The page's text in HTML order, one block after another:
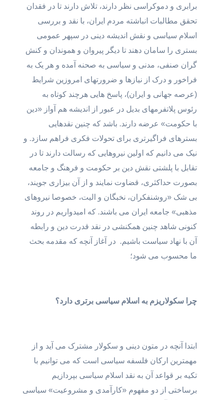
برابری و دموکراسی نظر دارند، تلاش دارند تا در فقدان
تحقق مطالبات انباشته مردم ایران، با نقد و بررسی
اسلام سیاسی و نقش اندیشه دینی در سپهر عمومی
بستری را سامان دهند تا دیگر پیروان و هموندان و کنش
گران صنفی، مدنی و سیاسی به صحنه آمده و هر یک به
فراخور و درک از نیازها و ضرورتهای امروزین شرایط
(عرصه جهانی و ایران)، پاسخ هایی هرچند کوتاه به
رئوس پلاتفرمهای بدیل در عبور از اندیشه هم آواز «دین
با حکومت» عرضه دارند. باشد که چنین نقدهایی
بسترهای فراگیرتری برای تحولات فکری فراهم سازد. و
نیک می دانیم که اولین نیروهایی که رسالت دارند تا در
تقابل با پلشتی نقش دین بر حکومت و فرهنگ و جامعه
بصورت حداکثری، قضاوت نمایند و از آن بیزاری جویند،
بی شک «روشنفکران، نخبگان و الیت،‌ خصوصا نیروهای
مذهبی» جامعه ایران می باشند. که امیدواریم در روند
کنونی شاهد چنین همکنشی در نقد قدرت دین و رابطه
آن با نهاد سیاست باشیم. در آغاز آنچه که مقدمه بحث
ما محسوب می شود؛
چرا سکولاریزم به اسلام سیاسی برتری دارد؟
ابتدا آنچه در متون دینی و سکولار مشترک می آید و از
مهمترین ارکان فلسفه سیاسی است که می توانیم با
تکیه بر قواعد آن به نقد اسلام سیاسی بپردازیم
برساختی از دو مفهوم «کارآمدی و مشروعیت» سیاسی